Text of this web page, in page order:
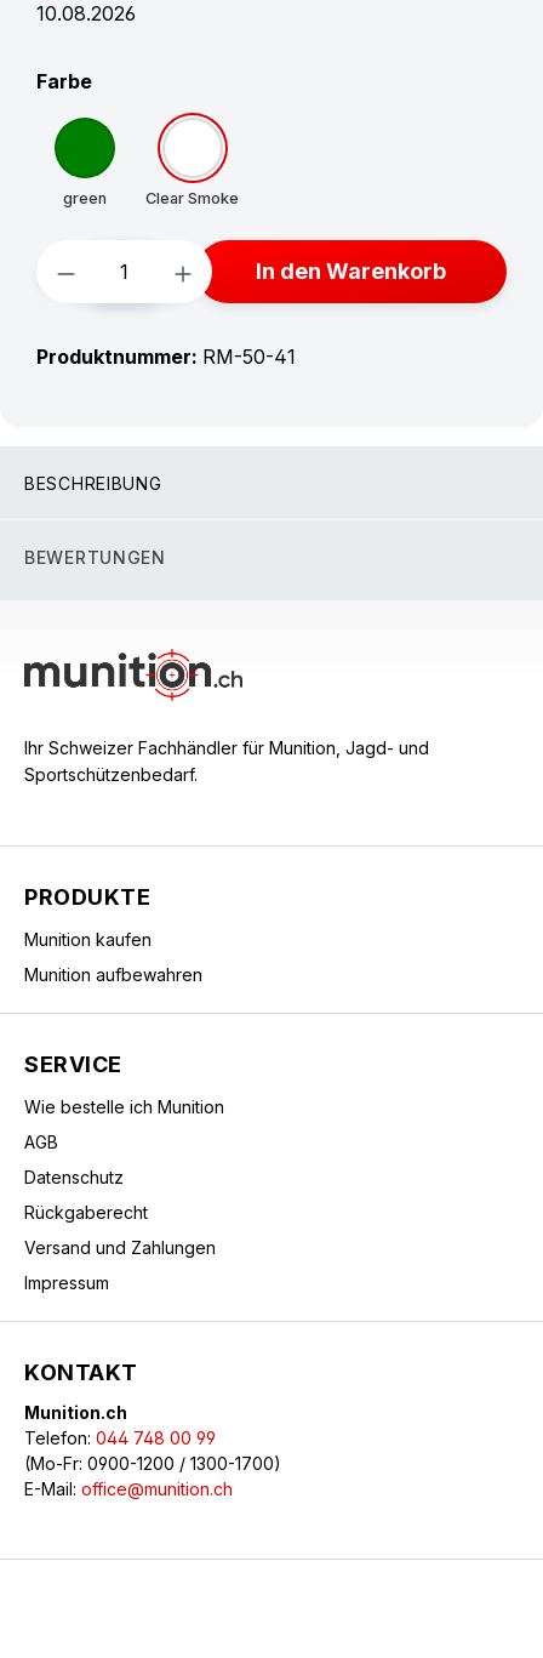
10.08.2026
Farbeauswählen
green Clear Smoke
Produkt Anzahl: Gib den
In den Warenkorb
Produktnummer: RM-50-41
BESCHREIBUNG
BEWERTUNGEN
Ihr Schweizer Fachhändler für Munition, Jagd- und
Sportschützenbedarf.
PRODUKTE
Munition kaufen
Munition aufbewahren
SERVICE
Wie bestelle ich Munition
AGB
Datenschutz
Rückgaberecht
Versand und Zahlungen
Impressum
KONTAKT
Munition.ch
Telefon: 044 748 00 99
(Mo-Fr: 0900-1200 / 1300-1700)
E-Mail: office@munition.ch